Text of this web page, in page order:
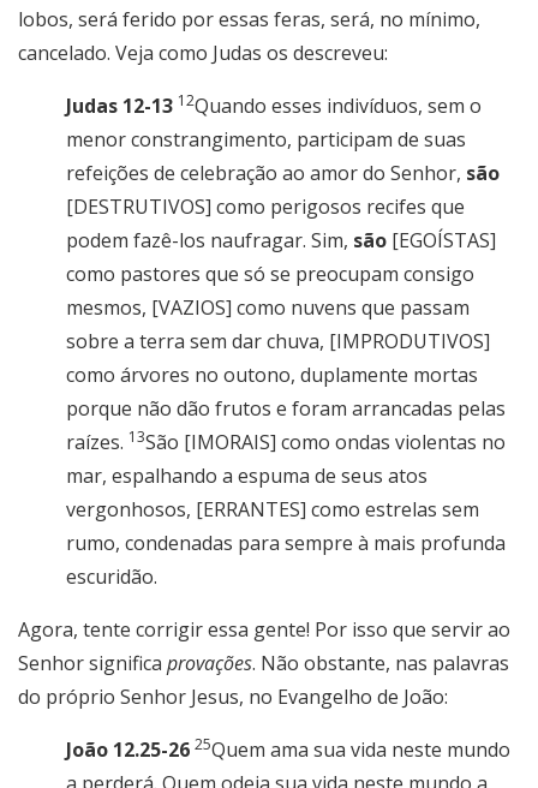
lobos, será ferido por essas feras, será, no mínimo,
cancelado. Veja como Judas os descreveu:
Judas 12-13 12Quando esses indivíduos, sem o
menor constrangimento, participam de suas
refeições de celebração ao amor do Senhor, são
[DESTRUTIVOS] como perigosos recifes que
podem fazê-los naufragar. Sim, são [EGOÍSTAS]
como pastores que só se preocupam consigo
mesmos, [VAZIOS] como nuvens que passam
sobre a terra sem dar chuva, [IMPRODUTIVOS]
como árvores no outono, duplamente mortas
porque não dão frutos e foram arrancadas pelas
raízes. 13São [IMORAIS] como ondas violentas no
mar, espalhando a espuma de seus atos
vergonhosos, [ERRANTES] como estrelas sem
rumo, condenadas para sempre à mais profunda
escuridão.
Agora, tente corrigir essa gente! Por isso que servir ao
Senhor significa provações. Não obstante, nas palavras
do próprio Senhor Jesus, no Evangelho de João:
João 12.25-26 25Quem ama sua vida neste mundo